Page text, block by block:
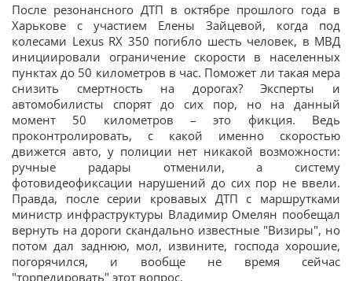
После резонансного ДТП в октябре прошлого года в
Харькове с участием Елены Зайцевой, когда под
колесами Lexus RX 350 погибло шесть человек, в МВД
инициировали ограничение скорости в населенных
пунктах до 50 километров в час. Поможет ли такая мера
снизить смертность на дорогах? Эксперты и
автомобилисты спорят до сих пор, но на данный
момент 50 километров – это фикция. Ведь
проконтролировать, с какой именно скоростью
движется авто, у полиции нет никакой возможности:
ручные радары отменили, а систему
фотовидеофиксации нарушений до сих пор не ввели.
Правда, после серии кровавых ДТП с маршрутками
министр инфраструктуры Владимир Омелян пообещал
вернуть на дороги скандально известные "Визиры", но
потом дал заднюю, мол, извините, господа хорошие,
погорячился, и вообще не время сейчас
"торпедировать" этот вопрос.